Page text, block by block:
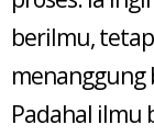
berilmu,
Padahal ilmu